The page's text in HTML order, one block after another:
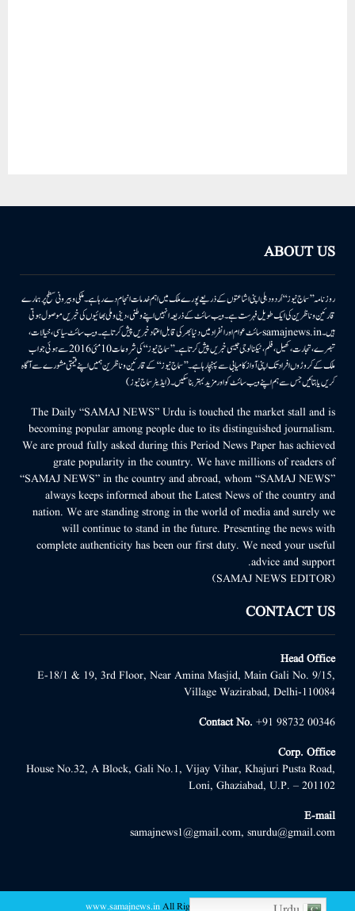
ABOUT US
روزنامہ ’’سماج نیوز‘‘ اُردو دہلی اپنی اشاعتوں کے ذریعے پورے ملک میں اہم خدمات انجام دے رہا ہے۔ ملکی وبیرونی سطح پر ہمارے
قارئین وناظرین کی ایک طویل فہرست ہے۔ ویب سائٹ کے ذریعہ انہیں اپنے وطنی، دینی وملی بھائیوں کی خبریں موصول ہوتی
ہیں۔samajnews.inسائٹ عوام اور انفراد میں دنیا بھر کی قابل اعتماد خبریں پیش کرتا ہے۔ ویب سائٹ سیاسی، خیالات،
تبصرے، تجارت، کھیل، فلم، ٹیکنالوجی جیسی خبریں پیش کرتا ہے۔ ’’سماج نیوز‘‘ کی شروعات 10مئی 2016 سے ہوئی جو اب
ملک کے کروڑوں افراد تک اپنی آواز کامیابی سے پہنچا رہا ہے۔ ’’سماج نیوز‘‘ کے قارئین وناظرین ہمیں اپنے قیمتی مشورے سے آگاہ
کریں یا بتائیں جس سے ہم اپنے ویب سائٹ کو اور مزید بہتر بناسکیں۔ (ایڈیٹر سماج نیوز)
The Daily “SAMAJ NEWS” Urdu is touched the market stall and is
becoming popular among people due to its distinguished journalism.
We are proud fully asked during this Period News Paper has achieved
grate popularity in the country. We have millions of readers of
“SAMAJ NEWS” in the country and abroad, whom “SAMAJ NEWS”
always keeps informed about the Latest News of the country and
nation. We are standing strong in the world of media and surely we
will continue to stand in the future. Presenting the news with
complete authenticity has been our first duty. We need your useful
advice and support.
(SAMAJ NEWS EDITOR)
CONTACT US
Head Office
E-18/1 & 19, 3rd Floor, Near Amina Masjid, Main Gali No. 9/15,
Village Wazirabad, Delhi-110084
Contact No. +91 98732 00346
Corp. Office
House No.32, A Block, Gali No.1, Vijay Vihar, Khajuri Pusta Road,
Loni, Ghaziabad, U.P. – 201102
E-mail
samajnews1@gmail.com, snurdu@gmail.com
www.samajnews.inAll Right Reserved